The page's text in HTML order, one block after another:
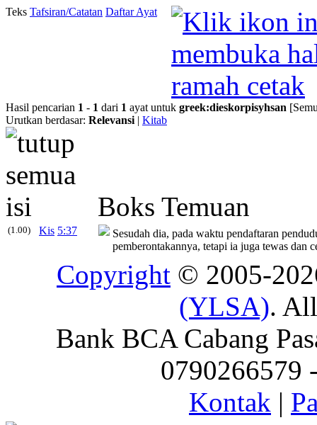
Teks Tafsiran/Catatan Daftar Ayat
Hasil pencarian 1 - 1 dari 1 ayat untuk greek:dieskorpisyhsan
Urutkan berdasar: Relevansi | Kitab
Boks Temuan
(1.00) Kis 5:37
Sesudah dia, pada waktu pendaftaran
pemberontakannya, tetapi ia juga tewas dan
Copyright © 2005-
(YLSA).
Bank BCA Cabang
0790266579
Kontak |